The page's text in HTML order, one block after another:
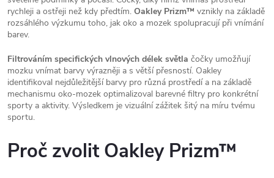
rychleji a ostřeji než kdy předtím. Oakley Prizm™ vznikly na základě
rozsáhlého výzkumu toho, jak oko a mozek spolupracují při vnímání
barev.
Filtrováním specifických vlnových délek světla čočky umožňují
mozku vnímat barvy výrazněji a s větší přesností. Oakley
identifikoval nejdůležitější barvy pro různá prostředí a na základě
mechanismu oko-mozek optimalizoval barevné filtry pro konkrétní
sporty a aktivity. Výsledkem je vizuální zážitek šitý na míru tvému
sportu.
Proč zvolit Oakley Prizm™